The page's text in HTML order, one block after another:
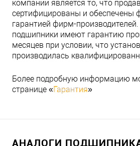
компании является то, что
сертифицированы и обеспечены
гарантией фирм-
подшипники имеют гарантию
месяцев при условии, что
производилась
Более подробную информацию
странице «Гарантия»
АНАЛОГИ ПОДШИПНИКА